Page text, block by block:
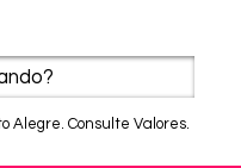
Alegre. Consulte Valores.